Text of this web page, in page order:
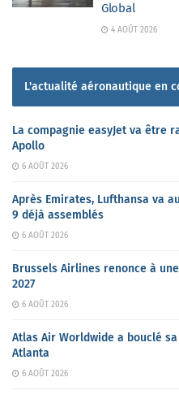
Global
4 AOÛT 2026
L'actualité aéronautique en
La compagnie easyJet va être
Apollo
6 AOÛT 2026
Après Emirates, Lufthansa va
9 déjà assemblés
6 AOÛT 2026
Brussels Airlines renonce à
2027
6 AOÛT 2026
Atlas Air Worldwide a bouclé
Atlanta
6 AOÛT 2026